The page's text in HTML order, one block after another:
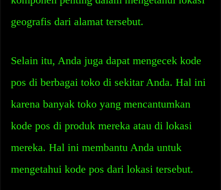
geografis dari alamat tersebut.
Selain itu, Anda juga dapat mengecek kode
pos di berbagai toko di sekitar Anda. Hal ini
karena banyak toko yang mencantumkan
kode pos di produk mereka atau di lokasi
mereka. Hal ini membantu Anda untuk
mengetahui kode pos dari lokasi tersebut.